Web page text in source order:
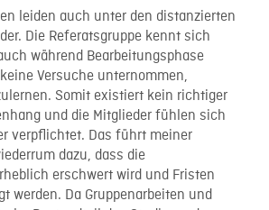
leiden auch unter den distanzierten
Die Referatsgruppe kennt sich
während Bearbeitungsphase
Versuche unternommen,
Somit existiert kein richtiger
und die Mitglieder fühlen sich
verpflichtet. Das führt meiner
dazu, dass die
erschwert wird und Fristen
werden. Da Gruppenarbeiten und